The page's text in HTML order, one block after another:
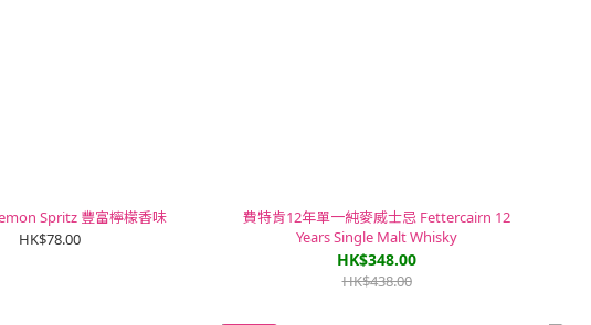
Spritz 豐富檸檬香味
HK$78.00
費特肯12年單一純麥威士忌 Fettercairn 12
Years Single Malt Whisky
HK$348.00
HK$438.00